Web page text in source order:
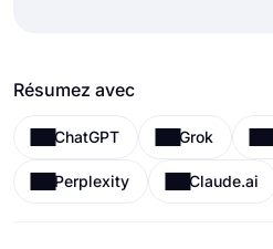
Résumez avec
ChatGPT Grok
Perplexity Claude.ai